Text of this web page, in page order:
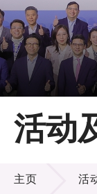
跳到
主页
关于LSCM
技术商品
活动
活动及消息
主页 活